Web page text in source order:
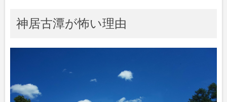
神居古潭が怖い理由